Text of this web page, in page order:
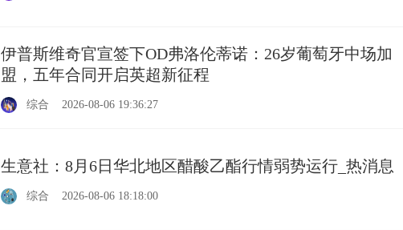
伊普斯维奇官宣签下OD弗洛伦蒂诺：26岁葡萄牙中场加
盟，五年合同开启英超新征程
综合 2026-08-06 19:36:27
生意社：8月6日华北地区醋酸乙酯行情弱势运行_热消息
综合 2026-08-06 18:18:00